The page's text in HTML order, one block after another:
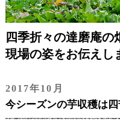
四季折々の達磨庵の
現場の姿をお伝えし
2017年10月
今シーズンの芋収穫は四